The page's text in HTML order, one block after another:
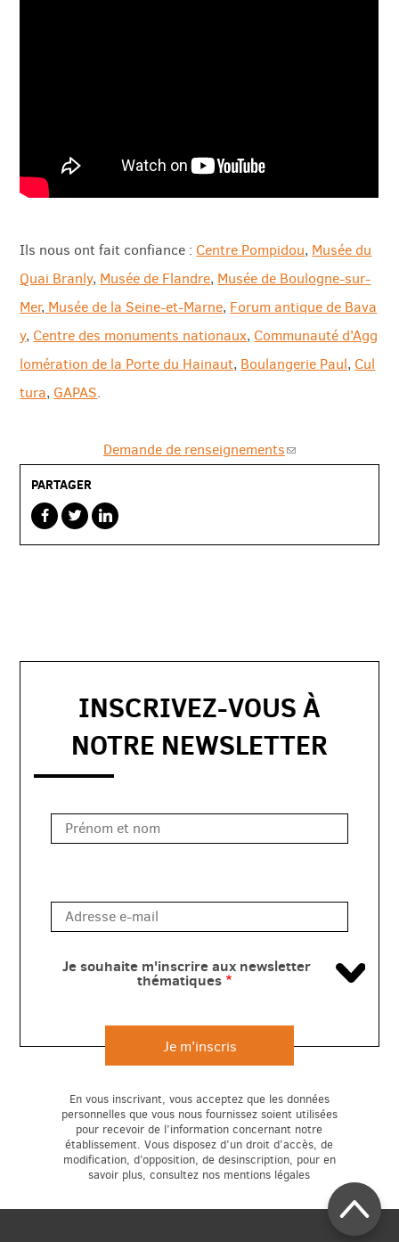
Ils nous ont fait confiance : Centre Pompidou, Musée du
Quai Branly, Musée de Flandre, Musée de Boulogne-sur-
Mer, Musée de la Seine-et-Marne, Forum antique de Bava
y, Centre des monuments nationaux, Communauté d'Agg
lomération de la Porte du Hainaut, Boulangerie Paul, Cul
tura, GAPAS.
Demande de renseignements
PARTAGER
sur
facebook
sur
twitterbird
sur
linkedin
INSCRIVEZ-VOUS À
NOTRE NEWSLETTER
Je souhaite m'inscrire aux newsletter
thématiques
En vous inscrivant, vous acceptez que les données
personnelles que vous nous fournissez soient utilisées
pour recevoir de l’information concernant notre
établissement. Vous disposez d’un droit d’accès, de
modification, d’opposition, de desinscription, pour en
savoir plus, consultez nos mentions légales